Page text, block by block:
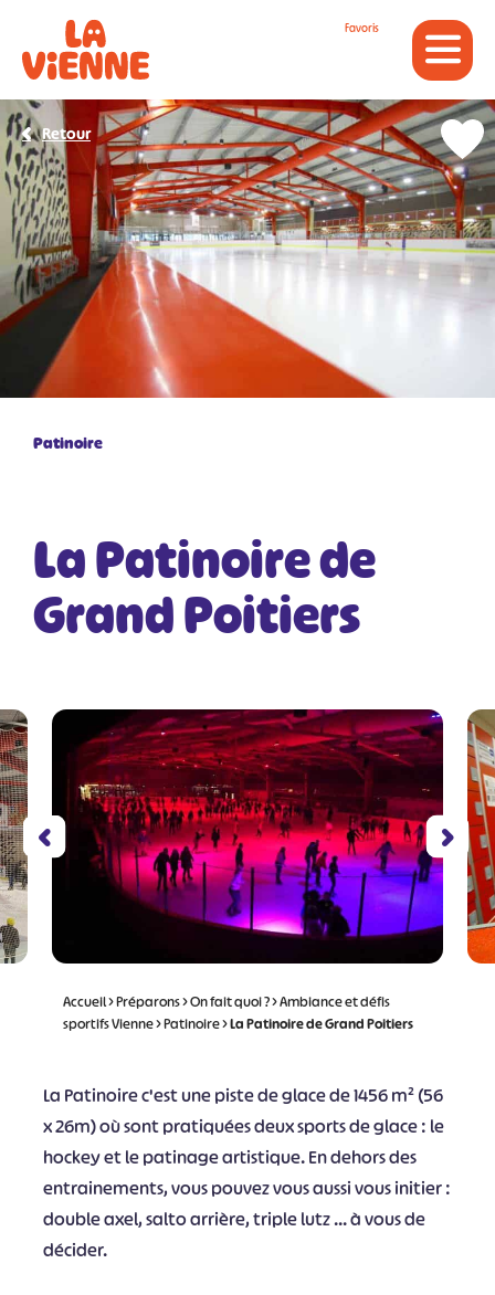
Favoris
Patinoire
La Patinoire de
Grand Poitiers
Retour
Accueil>Préparons>On fait quoi ?>Ambiance et défis
sportifs Vienne>Patinoire>La Patinoire de Grand Poitiers
La Patinoire c'est une piste de glace de 1456 m² (56
x 26m) où sont pratiquées deux sports de glace : le
hockey et le patinage artistique. En dehors des
entrainements, vous pouvez vous aussi vous initier :
double axel, salto arrière, triple lutz ... à vous de
décider.